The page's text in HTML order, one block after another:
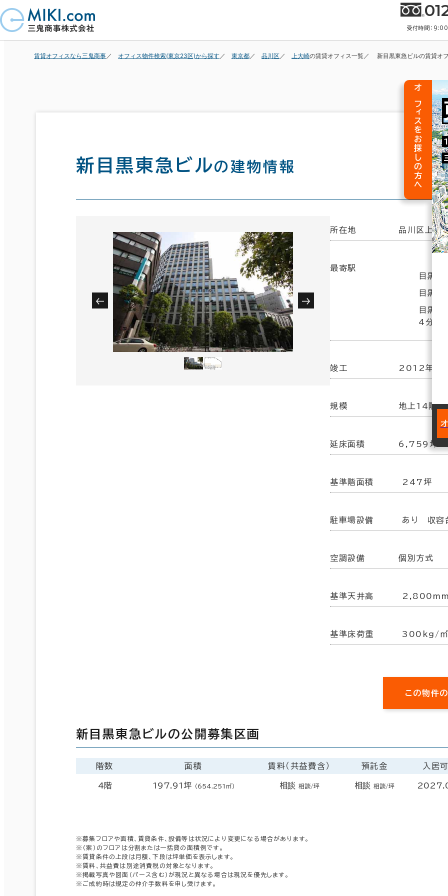
受付時間：
賃貸オフィスなら三鬼商事 オフィス物件検索(東京23区)から探す 東京都 品川区 上大崎の賃貸オフィス一覧 新目黒東急ビルの賃貸オ
新目黒東急ビルの建物情報
所在地 品川区上
最寄駅
目黒
目黒
目黒
4分
竣工 2012年12
規模 地上14階／
延床面積 6,759坪
基準階面積 247坪
駐車場設備 あり 収容
空調設備 個別方式
基準天井高 2,800mm
基準床荷重 300kg/㎡
この物件
新目黒東急ビルの公開募集区画
階数 面積 賃料（共益費含） 預託金 入居
4階 197.91坪 （654.251㎡） 相談 相談/坪 相談 相談/坪
※募集フロアや面積、賃貸条件、設備等は状況により変更になる場合があります。
※（案）のフロアは分割または一括貸の面積例です。
※賃貸条件の上段は月額、下段は坪単価を表示します。
※賃料、共益費は別途消費税の対象となります。
※掲載写真や図面（パース含む）が現況と異なる場合は現況を優先します。
※ご成約時は規定の仲介手数料を申し受けます。
オフィスをお探しの方へ